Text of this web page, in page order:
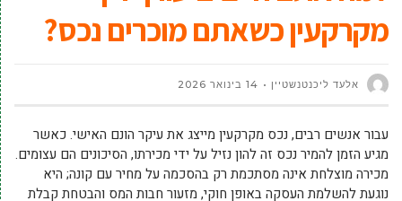
מקרקעין כשאתם מוכרים נכס?
אלעד ליכנטנשטיין 14 בינואר 2026
עבור אנשים רבים, נכס מקרקעין מייצג את עיקר הונם האישי. כאשר
מגיע הזמן להמיר נכס זה להון נזיל על ידי מכירתו, הסיכונים הם עצומים.
מכירה מוצלחת אינה מסתכמת רק בהסכמה על מחיר עם קונה; היא
נוגעת להשלמת העסקה באופן חוקי, מזעור חבות המס והבטחת קבלת